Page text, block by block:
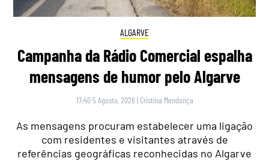
ALGARVE
Campanha da Rádio Comercial espalha
mensagens de humor pelo Algarve
17:40 5 Agosto, 2026 | Cristina Mendonça
As mensagens procuram estabelecer uma ligação
com residentes e visitantes através de
referências geográficas reconhecidas no Algarve